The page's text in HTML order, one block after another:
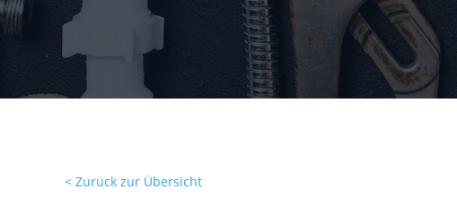
< Zurück zur Übersicht